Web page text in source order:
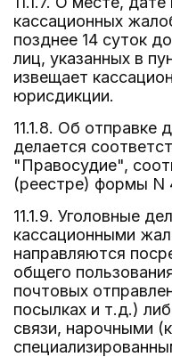
кассационных
позднее 14 суток
лиц, указанных в
извещает
юрисдикции.
11.1.8. Об отправке
делается
"Правосудие",
(реестре) формы N
11.1.9. Уголовные
кассационными
направляются
общего
почтовых
посылках и т.д.)
связи, нарочными